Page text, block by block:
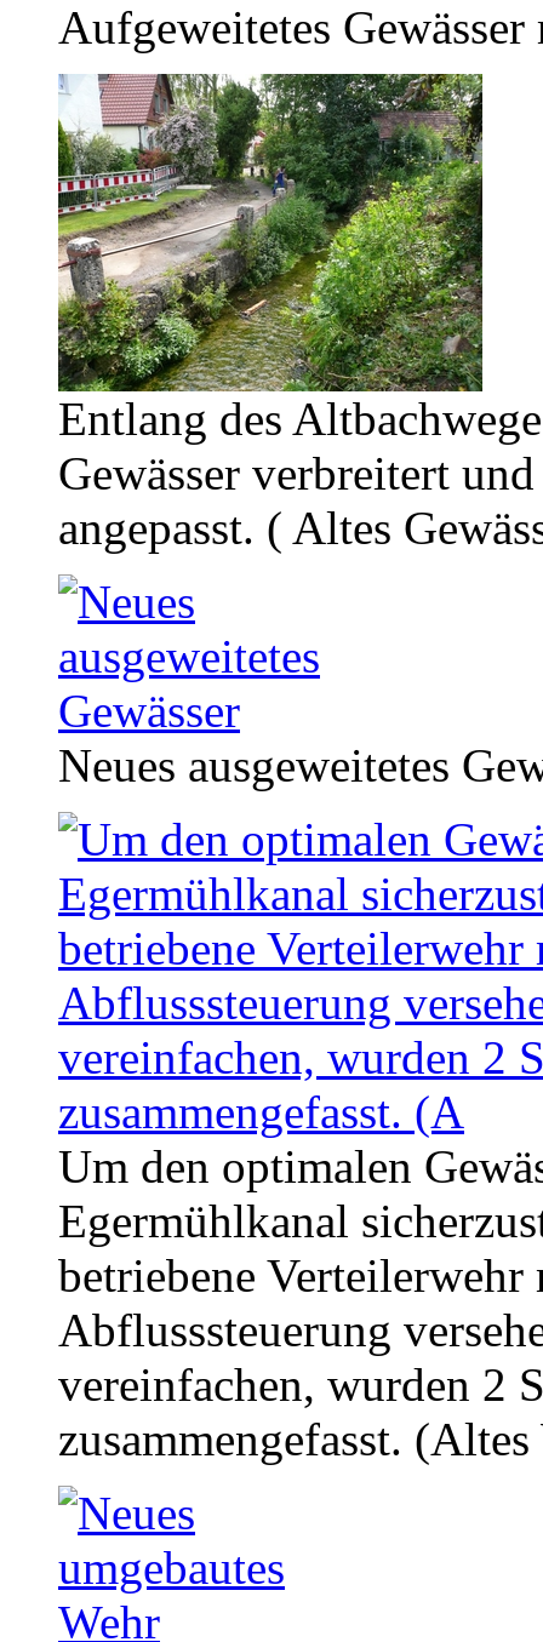
Aufgeweitetes
Entlang des
Gewässer verbreitert
angepasst. ( Altes
Neues ausgeweitetes
Um den optimalen
Egermühlkanal
betriebene
Abflusssteuerung
vereinfachen, wurden 2
zusammengefasst.